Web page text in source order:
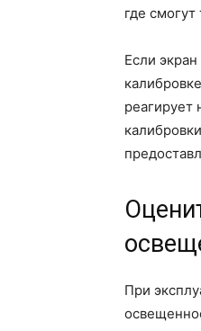
где
Если
реагирует
При